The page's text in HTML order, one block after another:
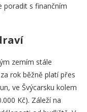
poradit s finančním
zemím stále
rok běžně platí přes
ve Švýcarsku kolem
Kč). Záleží na